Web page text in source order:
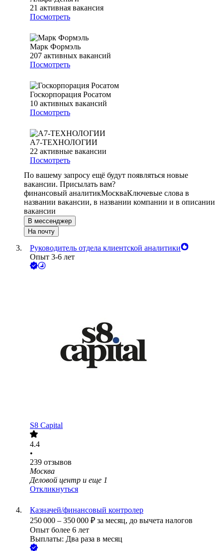
21 активная вакансия
Посмотреть
Марк Формэль
207 активных вакансий
Посмотреть
Госкорпорация Росатом
10 активных вакансий
Посмотреть
А7-ТЕХНОЛОГИИ
22 активные вакансии
Посмотреть
По вашему запросу ещё будут появляться новые
вакансии. Присылать вам?
финансовый аналитикМоскваКлючевые слова в
названии вакансии, в названии компании и в описании
вакансии
В мессенджер
На почту
Руководитель отдела клиентской аналитики
Опыт 3-6 лет
S8 Capital
4.4
•
239 отзывов
Москва
Деловой центр и еще 1
Откликнуться
Казначей/финансовый контролер
250 000 – 350 000 ₽ за месяц, до вычета налогов
Опыт более 6 лет
Выплаты: Два раза в месяц